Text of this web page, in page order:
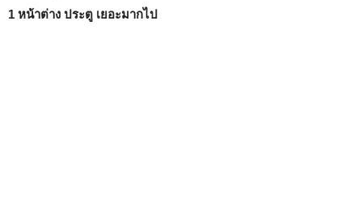
1 หน้าต่าง ประตู เยอะมากไป